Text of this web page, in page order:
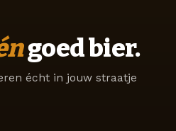
goed bier.
écht in jouw straatje